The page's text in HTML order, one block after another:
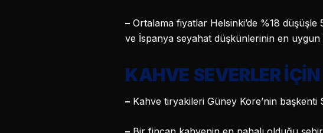
– Ortalama fiyatlar Helsinki’de %18 düşüşle
ve İspanya seyahat düşkünlerinin en uygun
KAHVE SEVERLER
– Kahve tiryakileri Güney Kore’nin